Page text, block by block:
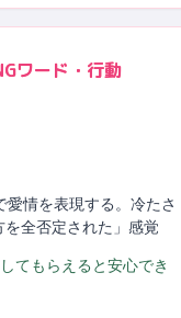
ワード・行動
情を表現する。冷たさ
全否定された」感覚
てもらえると安心でき